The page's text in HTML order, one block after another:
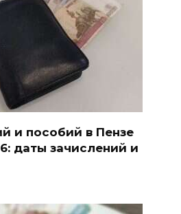
и пособий в Пензе
даты зачислений и